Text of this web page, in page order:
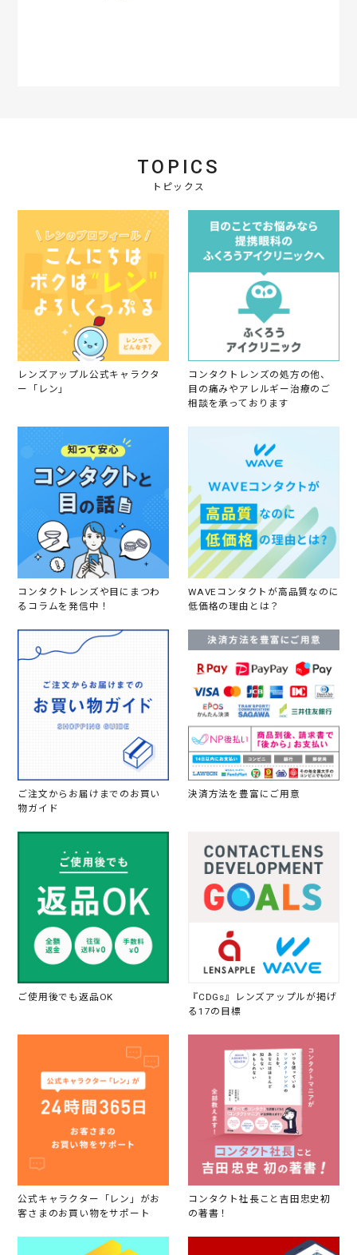
TOPICS
トピックス
レンズアップル公式キャラクタ
ー「レン」
コンタクトレンズの処方の他、
目の痛みやアレルギー治療のご
相談を承っております
コンタクトレンズや目にまつわ
るコラムを発信中！
WAVEコンタクトが高品質なのに
低価格の理由とは？
ご注文からお届けまでのお買い
物ガイド
決済方法を豊富にご用意
ご使用後でも返品OK
『CDGs』レンズアップルが掲げ
る17の目標
公式キャラクター「レン」がお
客さまのお買い物をサポート
コンタクト社長こと吉田忠史初
の著書！